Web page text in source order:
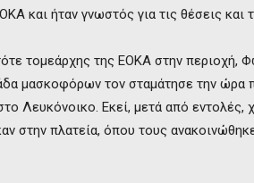
και ήταν γνωστός για τις θέσεις και
τομεάρχης της ΕΟΚΑ στην περιοχή,
μασκοφόρων τον σταμάτησε την ώρα
Λευκόνοικο. Εκεί, μετά από εντολές,
στην πλατεία, όπου τους